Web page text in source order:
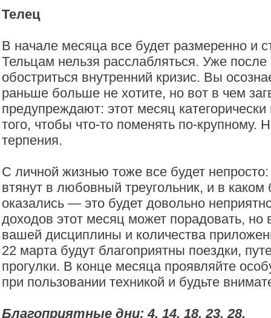
Телец
В начале месяца все будет размеренно и
Тельцам нельзя расслабляться. Уже
обостриться внутренний кризис. Вы
раньше больше не хотите, но вот в чем
предупреждают: этот месяц
того, чтобы что-то поменять по-крупному.
терпения.
С личной жизнью тоже все будет
втянут в любовный треугольник, и в
оказались — это будет довольно
доходов этот месяц может порадовать, но
вашей дисциплины и количества
22 марта будут благоприятны поездки,
прогулки. В конце месяца проявляйте
при пользовании техникой и будьте
Благоприятные дни: 4, 14, 18, 23, 28.